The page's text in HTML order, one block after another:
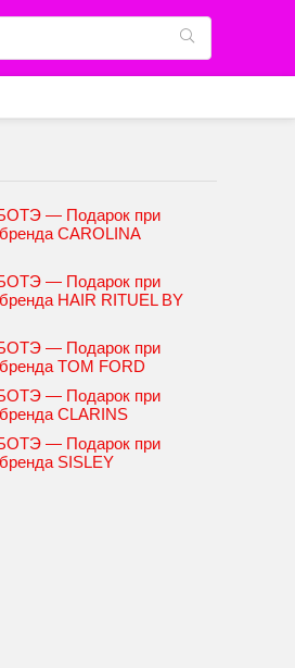
— Подарок при
CAROLINA
— Подарок при
HAIR RITUEL BY
— Подарок при
TOM FORD
— Подарок при
CLARINS
— Подарок при
SISLEY